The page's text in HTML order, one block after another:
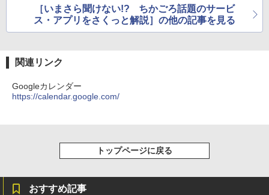
［いまさら聞けない!? ちかごろ話題のサービ
ス・アプリをさくっと解説］の他の記事を見る
関連リンク
Googleカレンダー
https://calendar.google.com/
トップページに戻る
おすすめ記事